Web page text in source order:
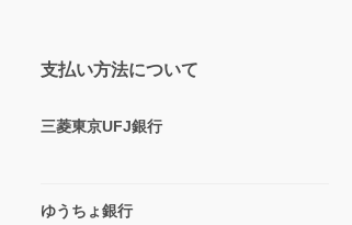
支払い方法について
三菱東京UFJ銀行
ゆうちょ銀行